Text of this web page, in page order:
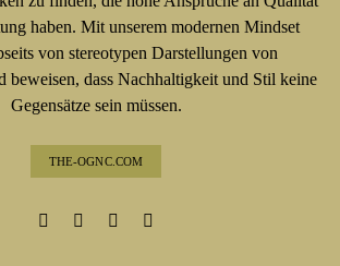
haben. Mit unserem modernen Mindset
von stereotypen Darstellungen von
beweisen, dass Nachhaltigkeit und Stil keine
Gegensätze sein müssen.
THE-OGNC.COM